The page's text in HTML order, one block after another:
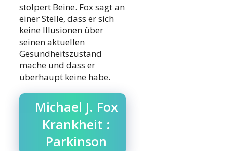
stolpert Beine. Fox sagt an
einer Stelle, dass er sich
keine Illusionen über
seinen aktuellen
Gesundheitszustand
mache und dass er
überhaupt keine habe.
Michael J. Fox
Krankheit :
Parkinson